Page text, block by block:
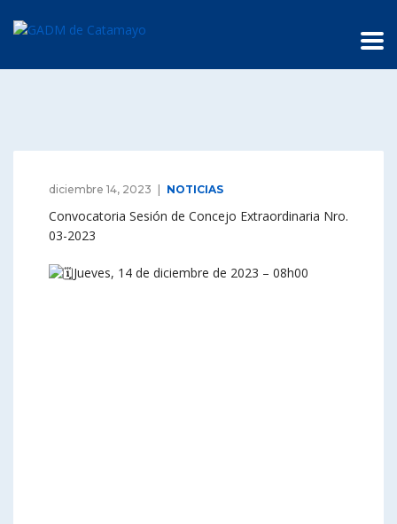
diciembre 14, 2023 NOTICIAS
Convocatoria Sesión de Concejo Extraordinaria Nro.
03-2023
Jueves, 14 de diciembre de 2023 – 08h00